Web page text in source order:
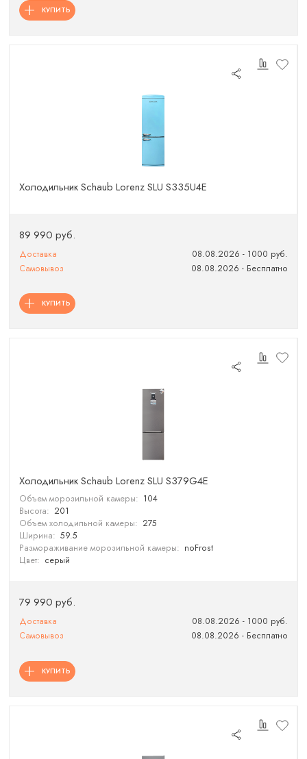
КУПИТЬ
Холодильник Schaub Lorenz SLU S335U4E
89 990 руб.
Доставка
08.08.2026 - 1000 руб.
Самовывоз
08.08.2026 - Бесплатно
КУПИТЬ
Холодильник Schaub Lorenz SLU S379G4E
Объем морозильной камеры: 104
Высота: 201
Объем холодильной камеры: 275
Ширина: 59.5
Размораживание морозильной камеры: noFrost
Цвет: серый
79 990 руб.
Доставка
08.08.2026 - 1000 руб.
Самовывоз
08.08.2026 - Бесплатно
КУПИТЬ